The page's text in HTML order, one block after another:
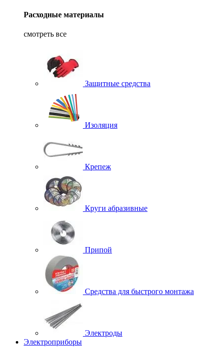
Расходные материалы
смотреть все
Защитные средства
Изоляция
Крепеж
Круги абразивные
Припой
Средства для быстрого монтажа
Электроды
Электроприборы